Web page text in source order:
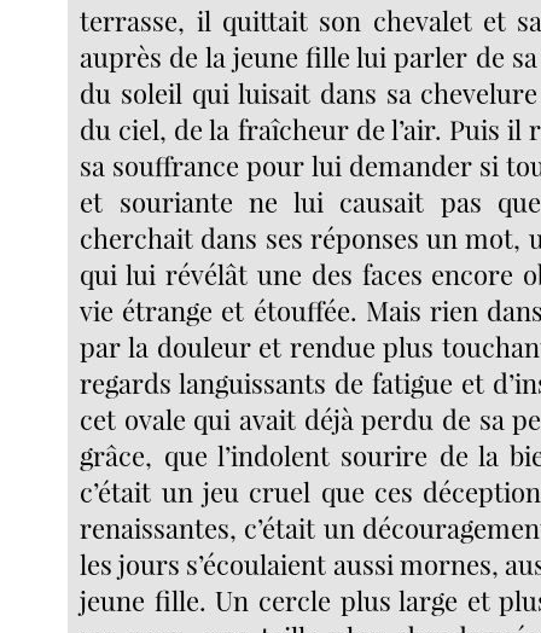
terrasse, il quittait son chevalet et
auprès de la jeune fille lui parler de
du soleil qui luisait dans sa
du ciel, de la fraîcheur de l’air. Puis il
sa souffrance pour lui demander si
et souriante ne lui causait pas
cherchait dans ses réponses un mot,
qui lui révélât une des faces encore
vie étrange et étouffée. Mais rien
par la douleur et rendue plus
regards languissants de fatigue et
cet ovale qui avait déjà perdu de sa
grâce, que l’indolent sourire de la
c’était un jeu cruel que ces
renaissantes, c’était un
les jours s’écoulaient aussi mornes,
jeune fille. Un cercle plus large et